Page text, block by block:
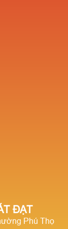
ĐẠT
Phú Thọ